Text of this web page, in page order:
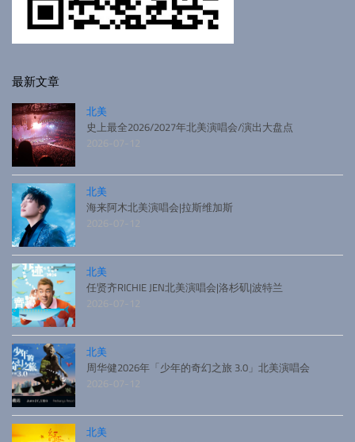
最新文章
北美
史上最全2026/2027年北美演唱会/演出大盘点
2026-07-12
北美
海来阿木北美演唱会|拉斯维加斯
2026-07-12
北美
任贤齐RICHIE JEN北美演唱会|洛杉矶|波特兰
2026-07-12
北美
周华健2026年「少年的奇幻之旅 3.0」北美演唱会
2026-07-12
北美